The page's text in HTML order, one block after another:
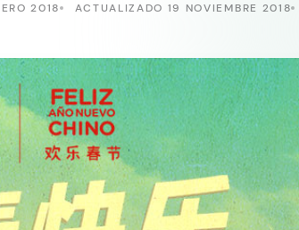
2018 ACTUALIZADO 19 NOVIEMBRE 2018